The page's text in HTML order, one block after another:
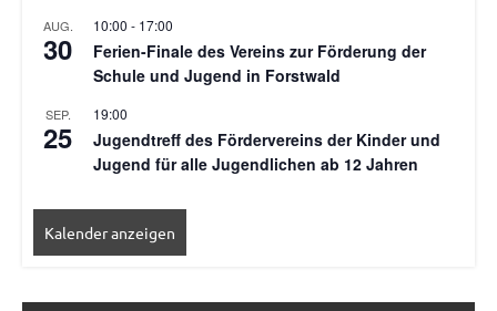
AUG.
30
10:00 - 17:00
Ferien-Finale des Vereins zur Förderung der
Schule und Jugend in Forstwald
SEP.
25
19:00
Jugendtreff des Fördervereins der Kinder und
Jugend für alle Jugendlichen ab 12 Jahren
Kalender anzeigen